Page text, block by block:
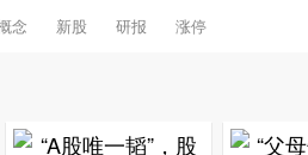
念 新股 研报 涨停